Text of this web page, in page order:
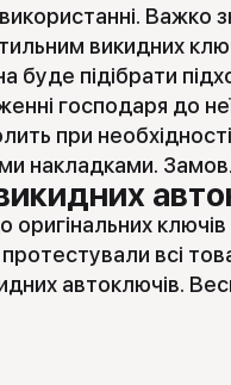
викидних
підібрати
господаря до
при
накладками.
всі
автоключів.